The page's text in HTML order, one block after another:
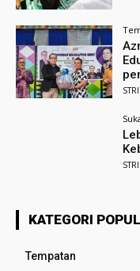
KATEGORI
Tempatan